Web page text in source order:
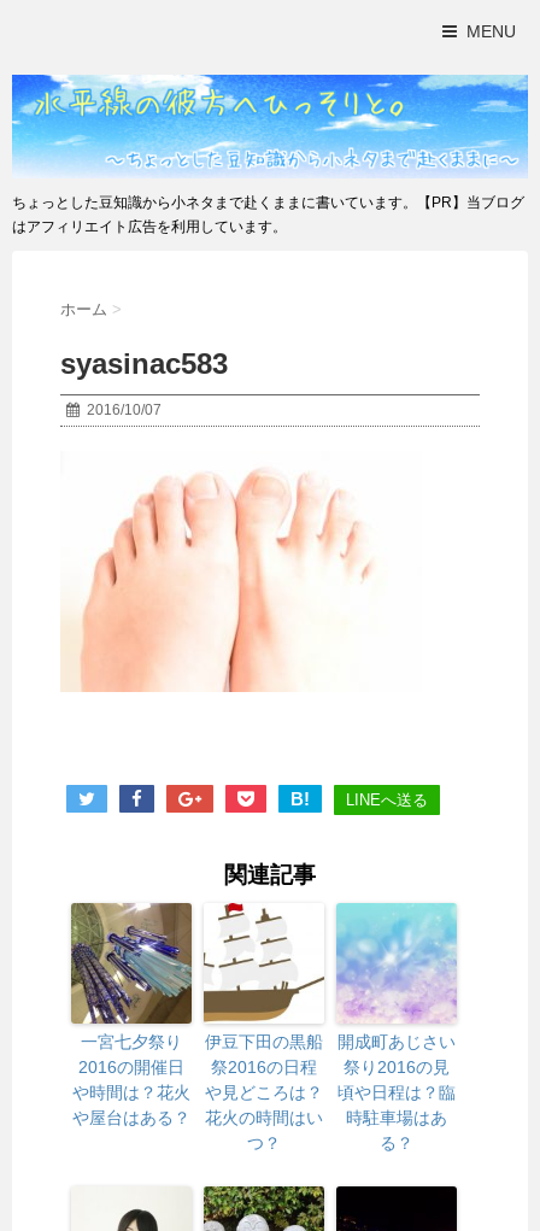
MENU
ちょっとした豆知識から小ネタまで赴くままに書いています。【PR】当ブログ
はアフィリエイト広告を利用しています。
ホーム >
syasinac583
2016/10/07
B! LINEへ送る
関連記事
一宮七夕祭り
2016の開催日
や時間は？花火
や屋台はある？
伊豆下田の黒船
祭2016の日程
や見どころは？
花火の時間はい
つ？
開成町あじさい
祭り2016の見
頃や日程は？臨
時駐車場はあ
る？